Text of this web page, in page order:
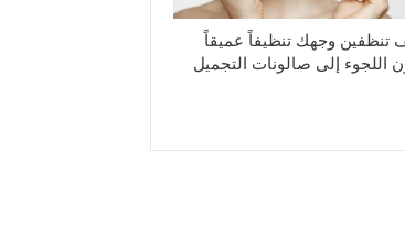
تنظفين وجهك تنظيفاً عميقاً
اللجوء إلى صالونات التجميل